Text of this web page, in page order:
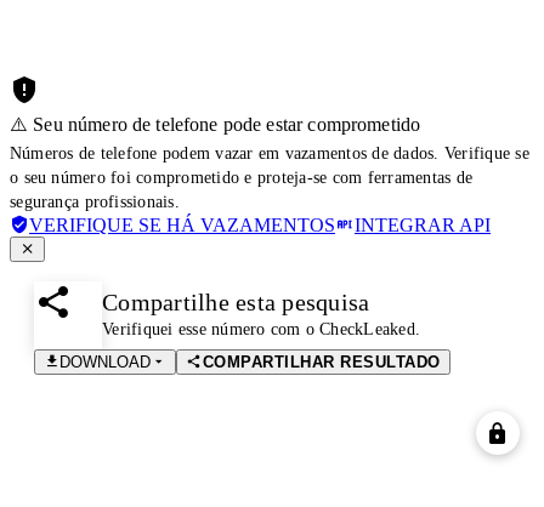
⚠️ Seu número de telefone pode estar comprometido
Números de telefone podem vazar em vazamentos de dados. Verifique se
o seu número foi comprometido e proteja-se com ferramentas de
segurança profissionais.
VERIFIQUE SE HÁ VAZAMENTOS INTEGRAR API
Compartilhe esta pesquisa
Verifiquei esse número com o CheckLeaked.
DOWNLOAD
COMPARTILHAR RESULTADO